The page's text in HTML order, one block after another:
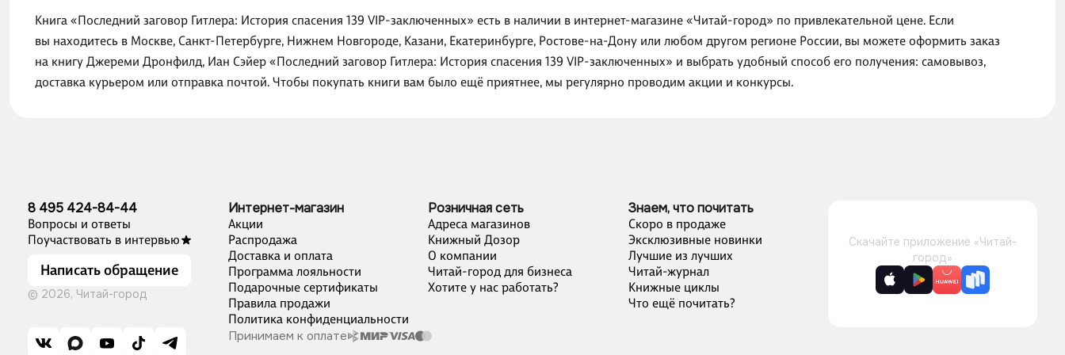
Книга «Последний заговор Гитлера: История спасения 139 VIP-заключенных» есть в наличии в интернет-магазине «Читай-город» по привлекательной цене. Если
вы находитесь в Москве, Санкт-Петербурге, Нижнем Новгороде, Казани, Екатеринбурге, Ростове-на-Дону или любом другом регионе России, вы можете оформить заказ
на книгу Джереми Дронфилд, Иан Сэйер «Последний заговор Гитлера: История спасения 139 VIP-заключенных» и выбрать удобный способ его получения: самовывоз,
доставка курьером или отправка почтой. Чтобы покупать книги вам было ещё приятнее, мы регулярно проводим акции и конкурсы.
8 495 424-84-44
Вопросы и ответы
Поучаствовать в интервью
Написать обращение
© 2026, Читай-город
Интернет-магазин
Акции
Распродажа
Доставка и оплата
Программа лояльности
Подарочные сертификаты
Правила продажи
Политика конфиденциальности
Розничная сеть
Адреса магазинов
Книжный Дозор
О компании
Читай-город для бизнеса
Хотите у нас работать?
Знаем, что почитать
Скоро в продаже
Эксклюзивные новинки
Лучшие из лучших
Читай-журнал
Книжные циклы
Что ещё почитать?
Принимаем к оплате
Скачайте приложение «Читай-
город»